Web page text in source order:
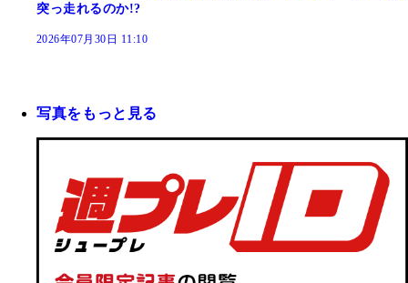
突っ走れるのか!?
2026年07月30日 11:10
写真をもっと見る